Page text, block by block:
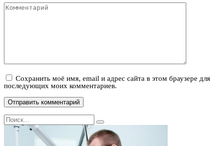
Комментарий
Сохранить моё имя, email и адрес сайта в этом браузере для
последующих моих комментариев.
Search
for: